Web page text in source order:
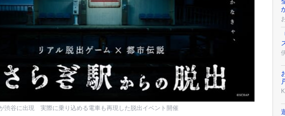
渋谷に出現 実際に乗り込める電車も再現した脱出イベント開催